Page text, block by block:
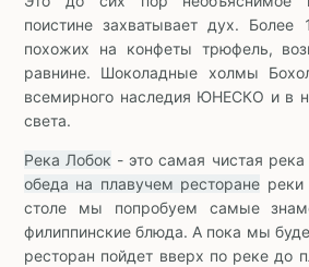
поистине захватывает дух. Более
похожих на конфеты трюфель,
равнине. Шоколадные холмы
всемирного наследия ЮНЕСКО и в
света.
Река Лобок - это самая чистая
обеда на плавучем ресторане
столе мы попробуем самые
филиппинские блюда. А пока мы
ресторан пойдет вверх по реке до